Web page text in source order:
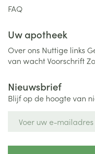
FAQ
Uw apotheek
Over ons Nuttige links
van wachtVoorschrift
Nieuwsbrief
Blijf op de hoogte van